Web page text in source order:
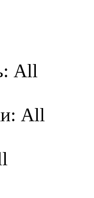
All
All